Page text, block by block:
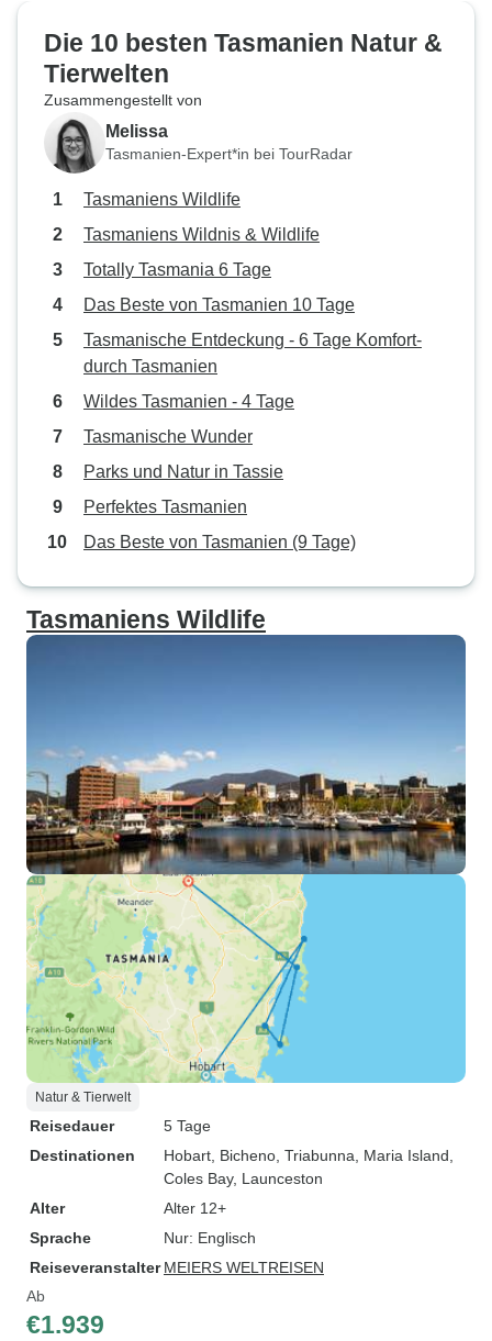
Die 10 besten Tasmanien Natur &
Tierwelten
Zusammengestellt von
Melissa
Tasmanien-Expert*in bei TourRadar
Tasmaniens Wildlife
Tasmaniens Wildnis & Wildlife
Totally Tasmania 6 Tage
Das Beste von Tasmanien 10 Tage
Tasmanische Entdeckung - 6 Tage Komfort-
durch Tasmanien
Wildes Tasmanien - 4 Tage
Tasmanische Wunder
Parks und Natur in Tassie
Perfektes Tasmanien
Das Beste von Tasmanien (9 Tage)
Tasmaniens Wildlife
Natur & Tierwelt
Reisedauer
5 Tage
Destinationen
Hobart , Bicheno , Triabunna , Maria Island
Coles Bay, Launceston
Alter
Alter 12+
Sprache
Nur: Englisch
Reiseveranstalter MEIERS WELTREISEN
Ab
€1.939